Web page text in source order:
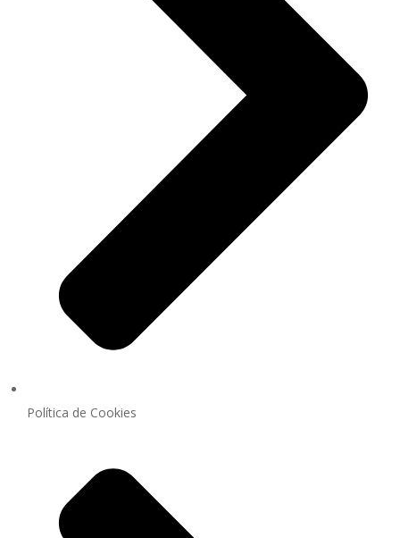
Política de Cookies